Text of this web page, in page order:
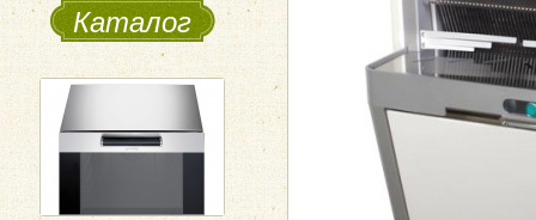
Каталог